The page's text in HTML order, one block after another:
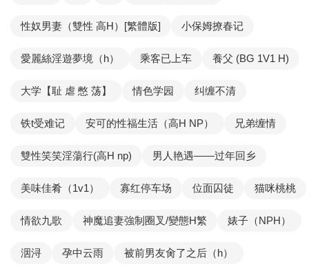
性奴男妻（雙性 高H）[繁體版] 小保姆撩春记
愛麗絲淫遊夢境（h） 乘客已上车 養父 (BG 1V1 H)
大学【耻 虐 憋 荡】 情色学园 纠缠不清
铁t受难记 安可的性福生活（高H NP） 兄弟缠情
雙性笑笑淫蕩行(高H np) 男人艳遇——过年回乡
美味佳肴（1v1） 寡红停车场 位面囚徒 猫咪桃桃
情欲九歌 神魔追妻強制圈叉/變態H繁 婊子（NPH）
洇浔 孕中云雨 被前男友肏了之后（h）